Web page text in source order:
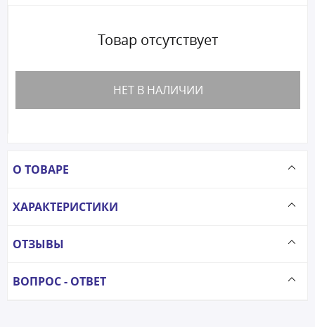
Товар отсутствует
НЕТ В НАЛИЧИИ
О ТОВАРЕ
ХАРАКТЕРИСТИКИ
ОТЗЫВЫ
ВОПРОС - ОТВЕТ